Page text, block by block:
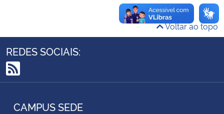
Ministério da Mulher, da Família e dos Direitos Humanos
Secretaria-Geral
Voltar ao topo
REDES SOCIAIS:
RSS
CAMPUS SEDE